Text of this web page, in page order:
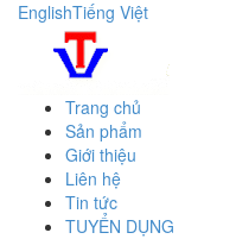
EnglishTiếng Việt
Trang chủ
Sản phẩm
Giới thiệu
Liên hệ
Tin tức
TUYỂN DỤNG